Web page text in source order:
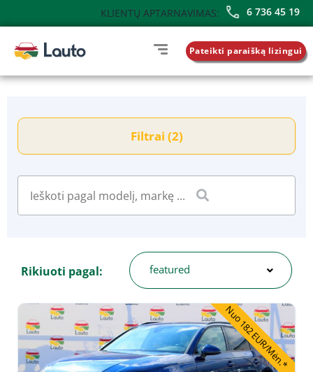
KLIENTŲ APTARNAVIMAS: 6 736 45 19
Pateikti paraišką lizingui
Filtrai (2)
Rikiuoti pagal: featured
Nuo 182 EUR/Mėn.*